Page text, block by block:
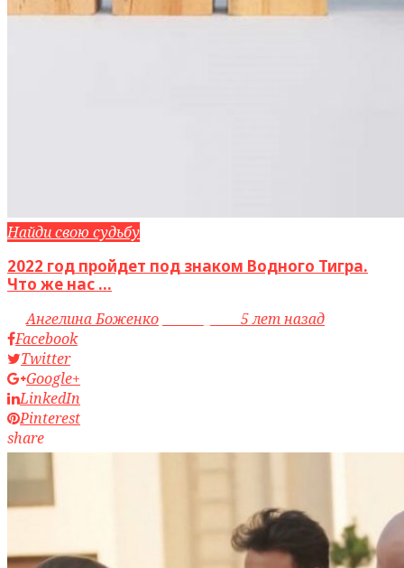
Найди свою судьбу
2022 год пройдет под знаком Водного Тигра.
Что же нас ...
byАнгелина Боженко
5 лет назад
Facebook
Twitter
Google+
LinkedIn
Pinterest
share